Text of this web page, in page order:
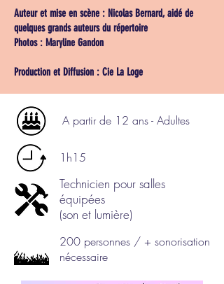
Auteur et mise en scène : Nicolas Bernard, aidé de
quelques grands auteurs du répertoire
Photos : Maryline Gandon
Production et Diffusion : Cie La Loge
A partir de 12 ans - Adultes
1h15
Technicien pour salles
équipées
(son et lumière)
200 personnes / + sonorisation
nécessaire